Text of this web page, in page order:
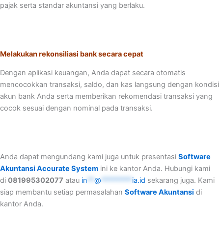
pajak serta standar akuntansi yang berlaku.
Melakukan rekonsiliasi bank secara cepat
Dengan aplikasi keuangan, Anda dapat secara otomatis
mencocokkan transaksi, saldo, dan kas langsung dengan kondisi
akun bank Anda serta memberikan rekomendasi transaksi yang
cocok sesuai dengan nominal pada transaksi.
Anda dapat mengundang kami juga untuk presentasi Software
Akuntansi Accurate System ini ke kantor Anda. Hubungi kami
di 081995302077 atau in ** @ ********* ia.id sekarang juga. Kami
siap membantu setiap permasalahan Software Akuntansi di
kantor Anda.